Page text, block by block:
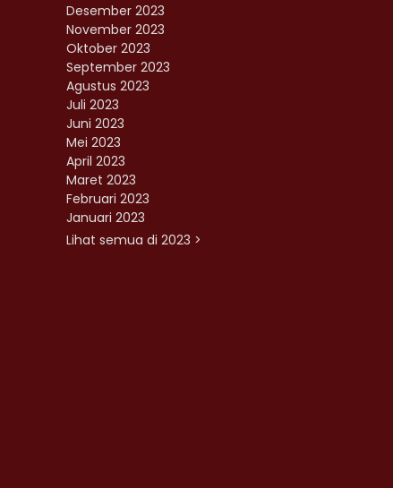
Desember 2023
November 2023
Oktober 2023
September 2023
Agustus 2023
Juli 2023
Juni 2023
Mei 2023
April 2023
Maret 2023
Februari 2023
Januari 2023
Lihat semua di 2023 >